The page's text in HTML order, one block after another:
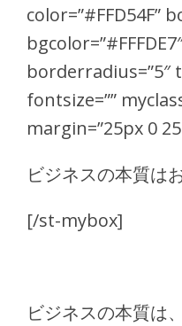
color=”#FFD54F”
borderradius=”5″
fontsize=””
margin=”25px 0
ビジネスの本質は
[/st-mybox]
ビジネスの本質は